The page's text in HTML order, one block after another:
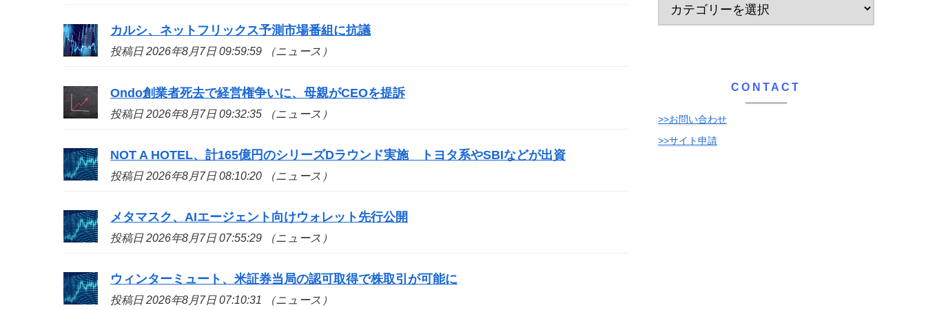
カルシ、ネットフリックス予測市場番組に抗議
投稿日 2026年8月7日 09:59:59 （ニュース）
Ondo創業者死去で経営権争いに、母親がCEOを提訴
投稿日 2026年8月7日 09:32:35 （ニュース）
NOT A HOTEL、計165億円のシリーズDラウンド実施 トヨタ系やSBIなどが出資
投稿日 2026年8月7日 08:10:20 （ニュース）
メタマスク、AIエージェント向けウォレット先行公開
投稿日 2026年8月7日 07:55:29 （ニュース）
ウィンターミュート、米証券当局の認可取得で株取引が可能に
投稿日 2026年8月7日 07:10:31 （ニュース）
CONTACT
>>お問い合わせ
>>サイト申請